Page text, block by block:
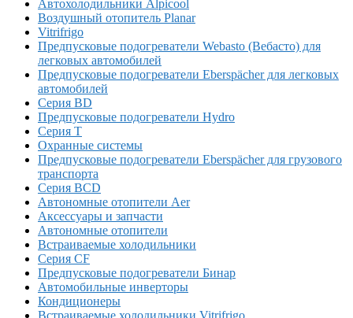
Автохолодильники Alpicool
Воздушный отопитель Planar
Vitrifrigo
Предпусковые подогреватели Webasto (Вебасто) для
легковых автомобилей
Предпусковые подогреватели Eberspächer для легковых
автомобилей
Серия BD
Предпусковые подогреватели Hydro
Серия T
Охранные системы
Предпусковые подогреватели Eberspächer для грузового
транспорта
Серия BCD
Автономные отопители Аer
Аксессуары и запчасти
Автономные отопители
Встраиваемые холодильники
Серия CF
Предпусковые подогреватели Бинар
Автомобильные инверторы
Кондиционеры
Встраиваемые холодильники Vitrifrigo